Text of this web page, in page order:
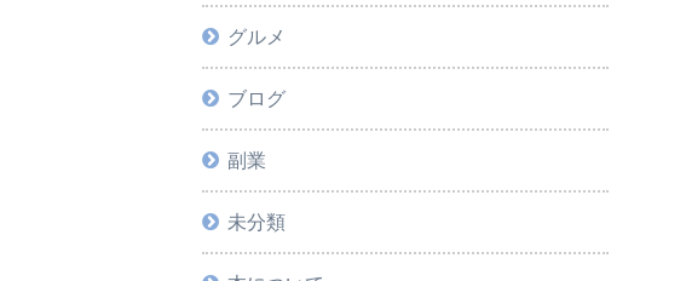
グルメ
ブログ
副業
未分類